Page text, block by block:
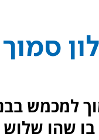
למכמש
שהו שלוש